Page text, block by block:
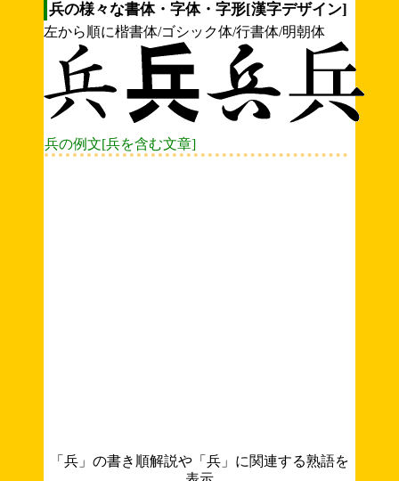
兵の様々な書体・字体・字形[漢字デザイン]
左から順に楷書体/ゴシック体/行書体/明朝体
兵の例文[兵を含む文章]
「兵」の書き順解説や「兵」に関連する熟語を